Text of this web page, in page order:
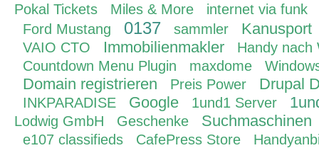
Pokal Tickets
Miles & More
internet via funk
Ford Mustang
0137 sammler Kanusport
VAIO CTO Immobilienmakler
Handy nach
Countdown Menu Plugin
maxdome
Domain registrieren Preis Power Drupal
INKPARADISE Google 1und1 Server
Lodwig GmbH Geschenke Suchmaschinen
e107 classifieds CafePress Store